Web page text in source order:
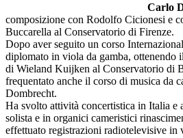
Carlo
composizione con Rodolfo Cicionesi e
Buccarella al Conservatorio di Firenze.
Dopo aver seguito un corso
diplomato in viola da gamba, ottenendo
di Wieland Kuijken al Conservatorio di
frequentato anche il corso di musica da
Dombrecht.
Ha svolto attività concertistica in Italia e
solista e in organici cameristici
effettuato registrazioni radiotelevisive in